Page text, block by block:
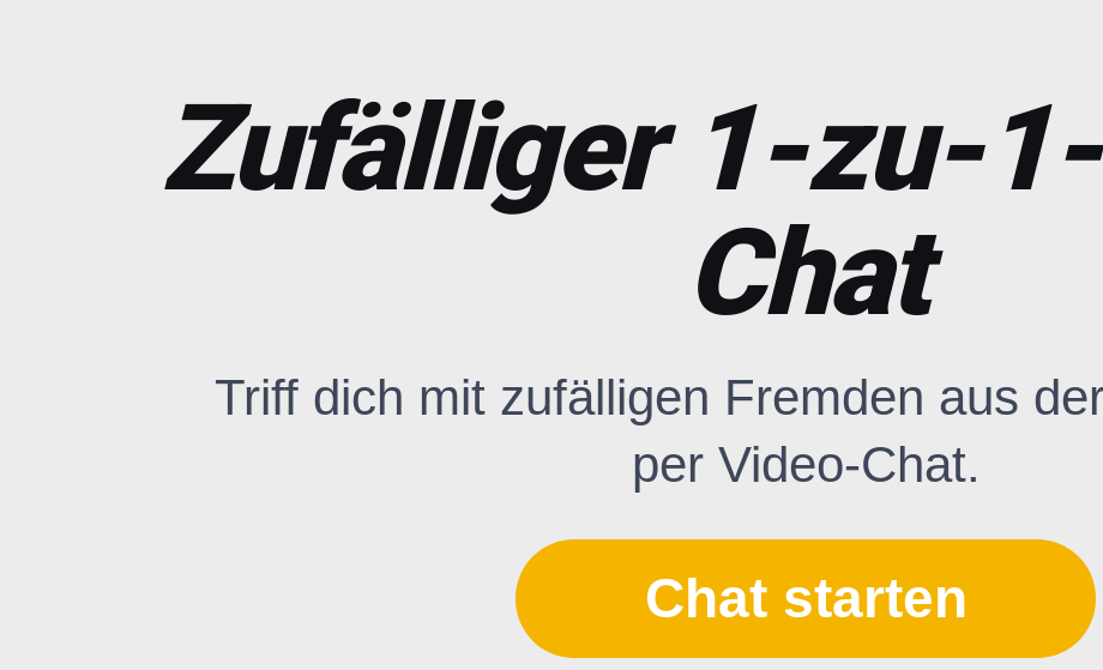
Zufälliger 1-zu-
Chat
Triff dich mit zufälligen Fremden aus
per Video-Chat.
Chat starten